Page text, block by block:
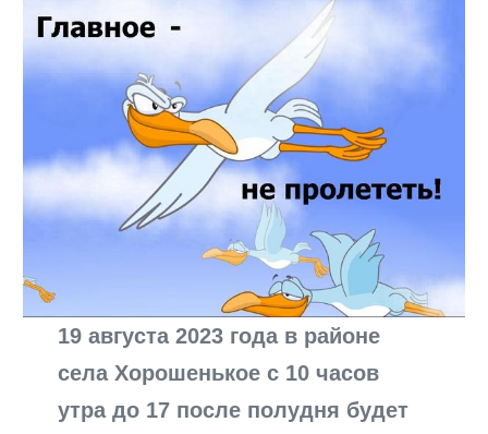
19 августа 2023 года в районе
села Хорошенькое с 10 часов
утра до 17 после полудня будет